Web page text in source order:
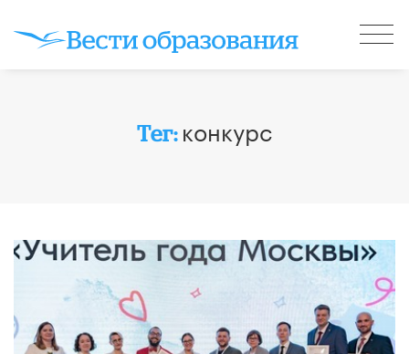
Тег: конкурс